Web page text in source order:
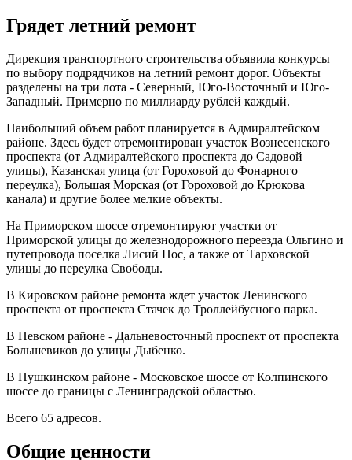
Грядет летний ремонт
Дирекция транспортного строительства объявила конкурсы
по выбору подрядчиков на летний ремонт дорог. Объекты
разделены на три лота - Северный, Юго-Восточный и Юго-
Западный. Примерно по миллиарду рублей каждый.
Наибольший объем работ планируется в Адмиралтейском
районе. Здесь будет отремонтирован участок Вознесенского
проспекта (от Адмиралтейского проспекта до Садовой
улицы), Казанская улица (от Гороховой до Фонарного
переулка), Большая Морская (от Гороховой до Крюкова
канала) и другие более мелкие объекты.
На Приморском шоссе отремонтируют участки от
Приморской улицы до железнодорожного переезда Ольгино и
путепровода поселка Лисий Нос, а также от Тарховской
улицы до переулка Свободы.
В Кировском районе ремонта ждет участок Ленинского
проспекта от проспекта Стачек до Троллейбусного парка.
В Невском районе - Дальневосточный проспект от проспекта
Большевиков до улицы Дыбенко.
В Пушкинском районе - Московское шоссе от Колпинского
шоссе до границы с Ленинградской областью.
Всего 65 адресов.
Общие ценности